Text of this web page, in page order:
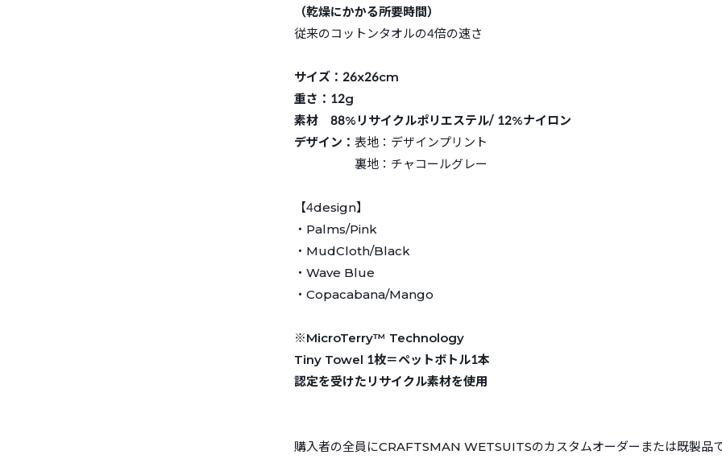
（乾燥にかかる所要時間）
従来のコットンタオルの4倍の速さ
サイズ：26x26cm
重さ：12g
素材 88%リサイクルポリエステル/ 12%ナイロン
デザイン： 表地：デザインプリント
裏地：チャコールグレー
【4design】
・Palms/Pink
・MudCloth/Black
・Wave Blue
・Copacabana/Mango
※MicroTerry™ Technology
Tiny Towel 1枚＝ペットボトル1本
認定を受けたリサイクル素材を使用
購入者の全員にCRAFTSMAN WETSUITSのカスタムオーダーまたは既製品